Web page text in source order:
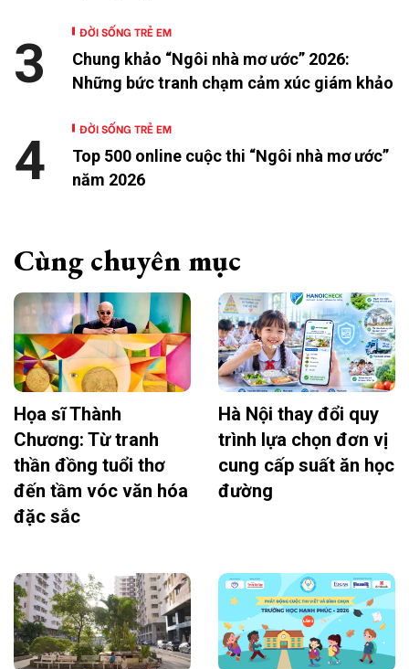
ĐỜI SỐNG TRẺ EM
Chung khảo “Ngôi nhà mơ ước” 2026:
Những bức tranh chạm cảm xúc giám khảo
3
ĐỜI SỐNG TRẺ EM
Top 500 online cuộc thi “Ngôi nhà mơ ước”
năm 2026
4
Cùng chuyên mục
Họa sĩ Thành
Chương: Từ tranh
thần đồng tuổi thơ
đến tầm vóc văn hóa
đặc sắc
Hà Nội thay đổi quy
trình lựa chọn đơn vị
cung cấp suất ăn học
đường